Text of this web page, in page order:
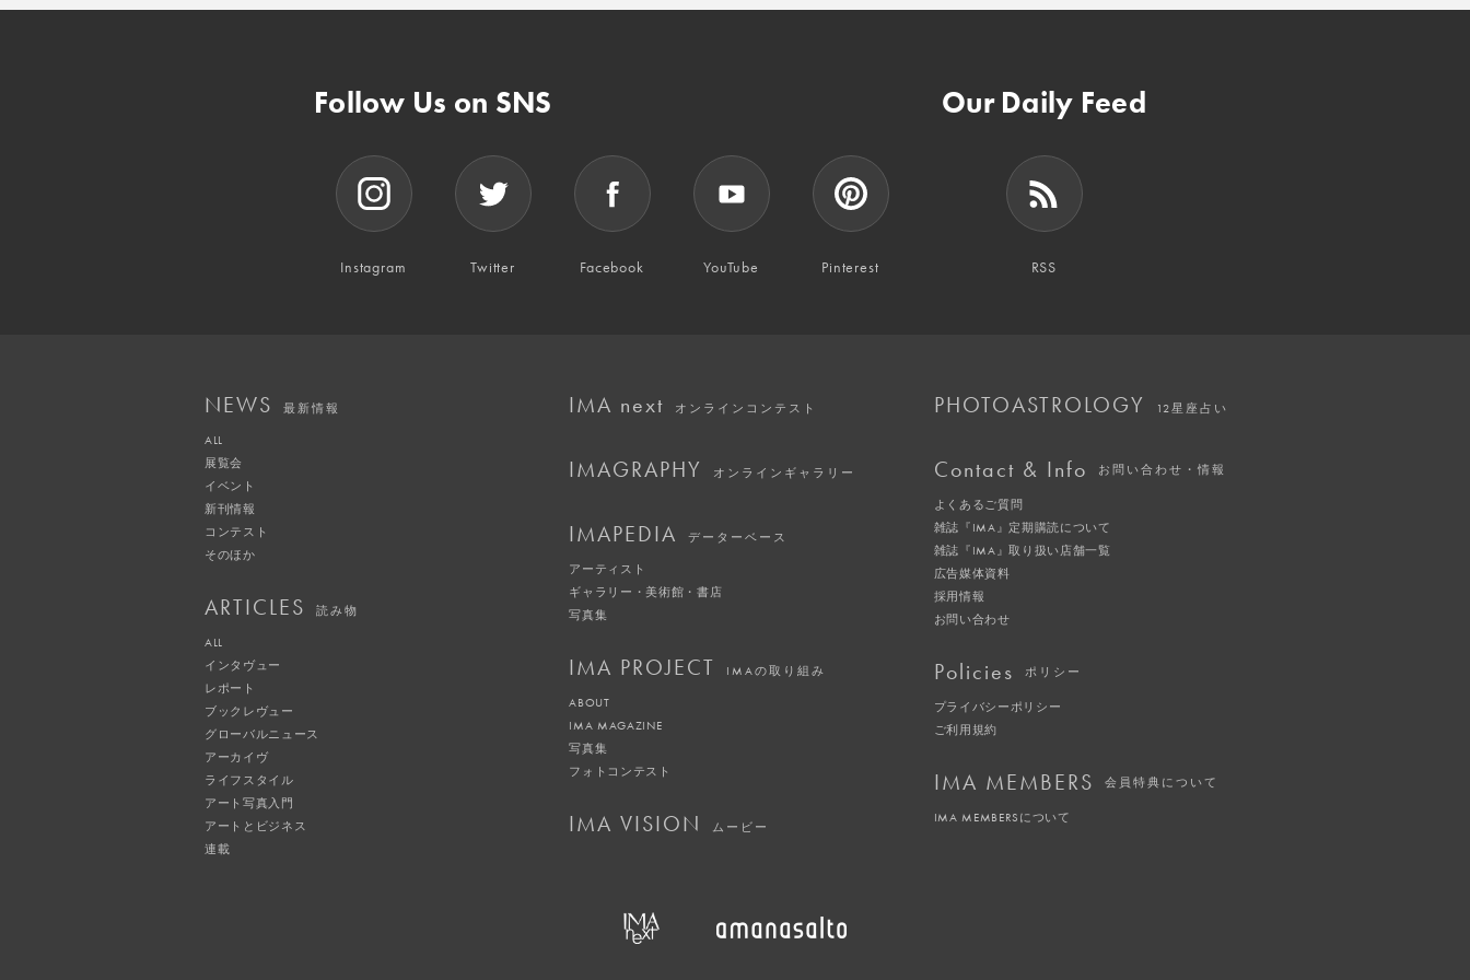
Follow Us on SNS
Instagram Twitter Facebook YouTube Pinterest
Our Daily Feed
RSS
NEWS 最新情報
ALL
展覧会
イベント
新刊情報
コンテスト
そのほか
ARTICLES 読み物
ALL
インタヴュー
レポート
ブックレヴュー
グローバルニュース
アーカイヴ
ライフスタイル
アート写真入門
アートとビジネス
連載
IMA next オンラインコンテスト
IMAGRAPHY オンラインギャラリー
IMAPEDIA データーベース
アーティスト
ギャラリー・美術館・書店
写真集
IMA PROJECT IMAの取り組み
ABOUT
IMA MAGAZINE
写真集
フォトコンテスト
IMA VISION ムービー
PHOTOASTROLOGY 12星座占い
Contact & Info お問い合わせ・情報
よくあるご質問
雑誌『IMA』定期購読について
雑誌『IMA』取り扱い店舗一覧
広告媒体資料
採用情報
お問い合わせ
Policies ポリシー
プライバシーポリシー
ご利用規約
IMA MEMBERS 会員特典について
IMA MEMBERSについて